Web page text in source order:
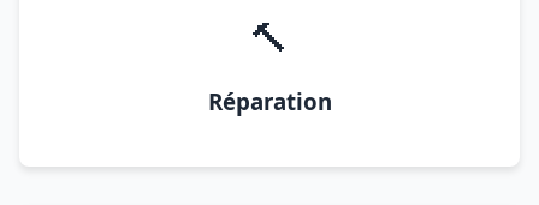
🔨
Réparation